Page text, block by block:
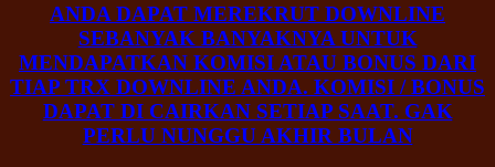
ANDA DAPAT MEREKRUT DOWNLINE
SEBANYAK BANYAKNYA UNTUK
MENDAPATKAN KOMISI ATAU BONUS DARI
TIAP TRX DOWNLINE ANDA. KOMISI / BONUS
DAPAT DI CAIRKAN SETIAP SAAT. GAK
PERLU NUNGGU AKHIR BULAN